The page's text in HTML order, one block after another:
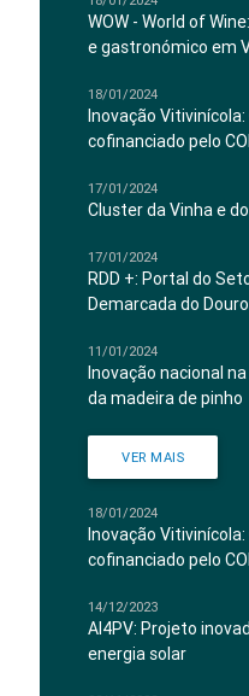
WOW - World of
e gastronómico em
18/01/2024
Inovação
cofinanciado pelo
17/01/2024
Cluster da Vinha e
17/01/2024
RDD +: Portal do
Demarcada do Douro
11/01/2024
Inovação nacional
da madeira de pinho
VER MAIS
18/01/2024
Inovação
cofinanciado pelo
14/12/2023
AI4PV: Projeto
energia solar